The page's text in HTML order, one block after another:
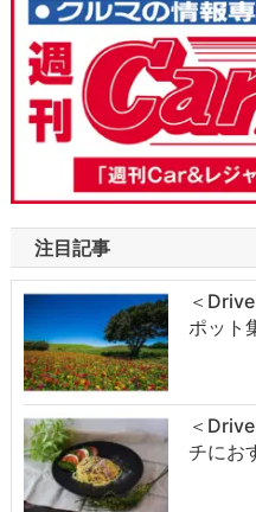
注目記事
＜
ポット
＜
チにお